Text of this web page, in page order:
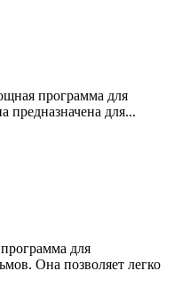
программа для
предназначена для...
для
Она позволяет легко